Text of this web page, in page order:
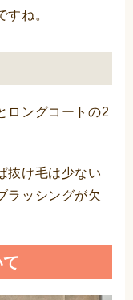
ね。
ロングコートの2
抜け毛は少ない
ラッシングが欠